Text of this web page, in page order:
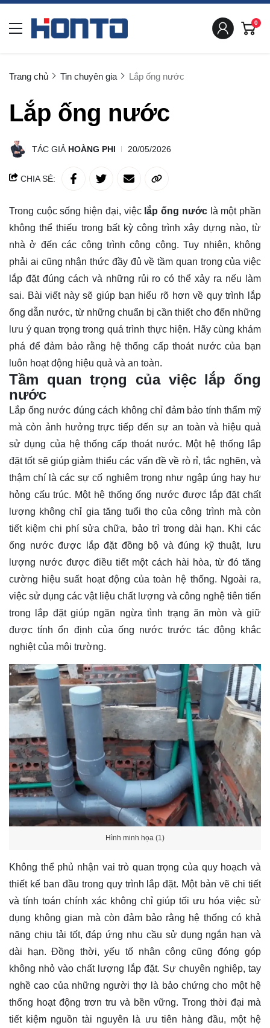
0
Trang chủ Tin chuyên gia Lắp ống nước
Lắp ống nước
TÁC GIẢ HOÀNG PHI 20/05/2026
CHIA SẺ:
Trong cuộc sống hiện đại, việclắp ống nướclà một phần
không thể thiếu trong bất kỳ công trình xây dựng nào, từ
nhà ở đến các công trình công cộng. Tuy nhiên, không
phải ai cũng nhận thức đầy đủ về tầm quan trọng của việc
lắp đặt đúng cách và những rủi ro có thể xảy ra nếu làm
sai. Bài viết này sẽ giúp bạn hiểu rõ hơn về quy trình lắp
ống dẫn nước, từ những chuẩn bị cần thiết cho đến những
lưu ý quan trọng trong quá trình thực hiện. Hãy cùng khám
phá để đảm bảo rằng hệ thống cấp thoát nước của bạn
luôn hoạt động hiệu quả và an toàn.
Tầm quan trọng của việc lắp ống
nước
Lắp ống nước đúng cách không chỉ đảm bảo tính thẩm mỹ
mà còn ảnh hưởng trực tiếp đến sự an toàn và hiệu quả
sử dụng của hệ thống cấp thoát nước. Một hệ thống lắp
đặt tốt sẽ giúp giảm thiểu các vấn đề về rò rỉ, tắc nghẽn, và
thậm chí là các sự cố nghiêm trọng như ngập úng hay hư
hỏng cấu trúc. Một hệ thống ống nước được lắp đặt chất
lượng không chỉ gia tăng tuổi thọ của công trình mà còn
tiết kiệm chi phí sửa chữa, bảo trì trong dài hạn. Khi các
ống nước được lắp đặt đồng bộ và đúng kỹ thuật, lưu
lượng nước được điều tiết một cách hài hòa, từ đó tăng
cường hiệu suất hoạt động của toàn hệ thống. Ngoài ra,
việc sử dụng các vật liệu chất lượng và công nghệ tiên tiến
trong lắp đặt giúp ngăn ngừa tình trạng ăn mòn và giữ
được tính ổn định của ống nước trước tác động khắc
nghiệt của môi trường.
Hình minh họa (1)
Không thể phủ nhận vai trò quan trọng của quy hoạch và
thiết kế ban đầu trong quy trình lắp đặt. Một bản vẽ chi tiết
và tính toán chính xác không chỉ giúp tối ưu hóa việc sử
dụng không gian mà còn đảm bảo rằng hệ thống có khả
năng chịu tải tốt, đáp ứng nhu cầu sử dụng ngắn hạn và
dài hạn. Đồng thời, yếu tố nhân công cũng đóng góp
không nhỏ vào chất lượng lắp đặt. Sự chuyên nghiệp, tay
nghề cao của những người thợ là bảo chứng cho một hệ
thống hoạt động trơn tru và bền vững. Trong thời đại mà
tiết kiệm nguồn tài nguyên là ưu tiên hàng đầu, một hệ